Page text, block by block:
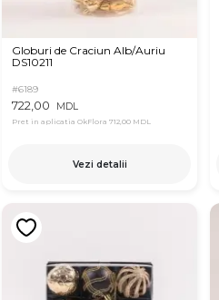
Globuri de Craciun Alb/Auriu
DS10211
#6189
722,00 MDL
Pret in aplicatia OkFlora 712,00 MDL
Vezi detalii